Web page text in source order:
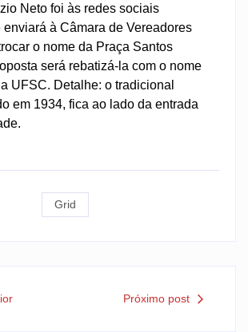
Neto foi às redes sociais
à Câmara de Vereadores
o nome da Praça Santos
será rebatizá-la com o nome
UFSC. Detalhe: o tradicional
em 1934, fica ao lado da entrada
Grid
Próximo post